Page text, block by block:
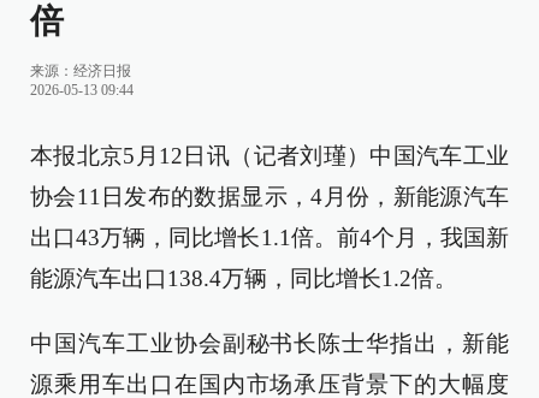
倍
来源： 经济日报
2026-05-13 09:44
本报北京5月12日讯（记者刘瑾）中国汽车工业
协会11日发布的数据显示，4月份，新能源汽车
出口43万辆，同比增长1.1倍。前4个月，我国新
能源汽车出口138.4万辆，同比增长1.2倍。
中国汽车工业协会副秘书长陈士华指出，新能
源乘用车出口在国内市场承压背景下的大幅度